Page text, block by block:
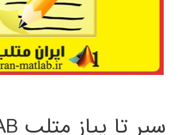
سیر تا پیاز متلب MATLAB